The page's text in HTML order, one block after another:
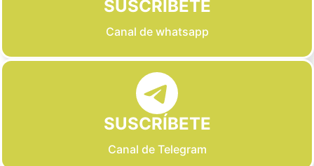
SUSCRÍBETE
Canal de whatsapp
SUSCRÍBETE
Canal de Telegram